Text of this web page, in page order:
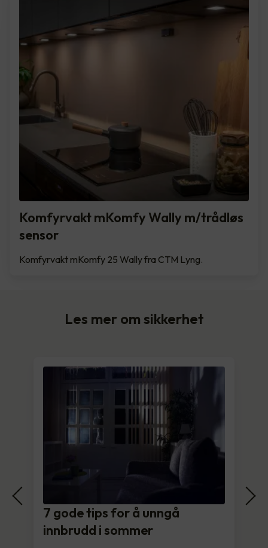
Komfyrvakt mKomfy Wally m/trådløs
sensor
Komfyrvakt mKomfy 25 Wally fra CTM Lyng.
Les mer om sikkerhet
7 gode tips for å unngå
innbrudd i sommer